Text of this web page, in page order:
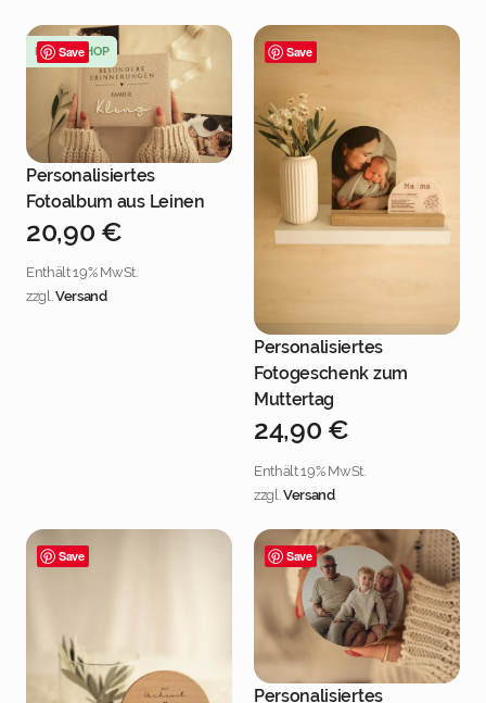
Save
Personalisiertes
Fotoalbum aus Leinen
NEU IM SHOP
Jetzt personalisieren
20,90 €
Enthält 19% MwSt.
zzgl.Versand
Save
Personalisiertes
Fotogeschenk zum
Muttertag
Jetzt personalisieren
24,90 €
Enthält 19% MwSt.
zzgl.Versand
Save Save
Personalisiertes